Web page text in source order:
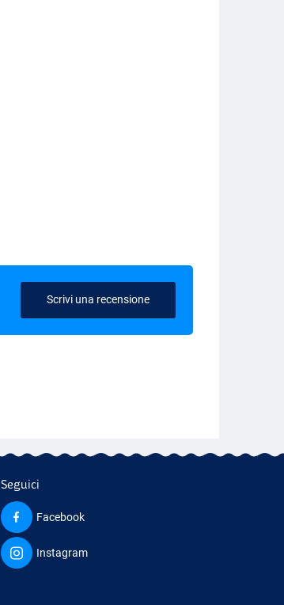
Scrivi una recensione
Seguici
Facebook
Instagram